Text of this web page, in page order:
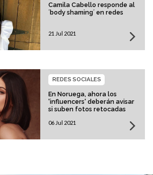
Camila Cabello responde al
´body shaming´ en redes
21 Jul 2021
En Noruega, ahora los
'influencers' deberán avisar
si suben fotos retocadas
REDES SOCIALES
06 Jul 2021